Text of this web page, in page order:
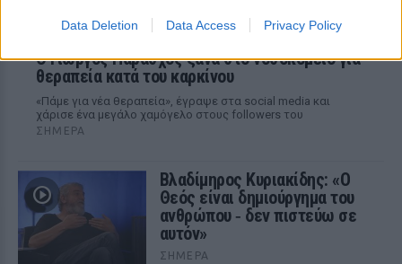
Data Deletion Data Access Privacy Policy
O Γιώργος Παράσχος ξανά στο νοσοκομείο για
θεραπεία κατά του καρκίνου
«Πάμε για νέα θεραπεία», έγραψε στα social media και
χάρισε ένα μεγάλο χαμόγελο στους followers του
ΣΉΜΕΡΑ
Βλαδίμηρος Κυριακίδης: «Ο
Θεός είναι δημιούργημα του
ανθρώπου ‑ δεν πιστεύω σε
αυτόν»
ΣΉΜΕΡΑ